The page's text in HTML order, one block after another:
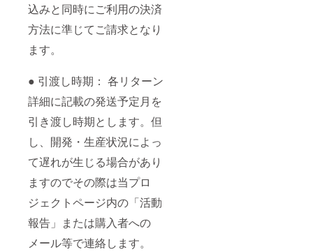
込みと同時にご利用の決済
方法に準じてご請求となり
ます。
● 引渡し時期： 各リターン
詳細に記載の発送予定月を
引き渡し時期とします。但
し、開発・生産状況によっ
て遅れが生じる場合があり
ますのでその際は当プロ
ジェクトページ内の「活動
報告」または購入者への
メール等で連絡します。